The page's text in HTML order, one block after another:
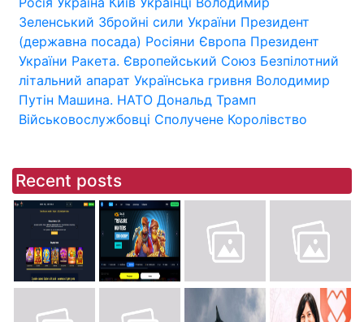
Зеленський Збройні сили України Президент
(державна посада) Росіяни Європа Президент
України Ракета. Європейський Союз Безпілотний
літальний апарат Українська гривня Володимир
Путін Машина. НАТО Дональд Трамп
Військовослужбовці Сполучене Королівство
Recent posts